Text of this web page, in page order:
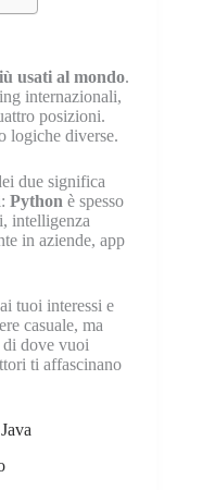
usati al mondo.
internazionali,
posizioni.
logiche diverse.
due significa
Python è spesso
intelligenza
in aziende, app
tuoi interessi e
casuale, ma
di dove vuoi
ti affascinano